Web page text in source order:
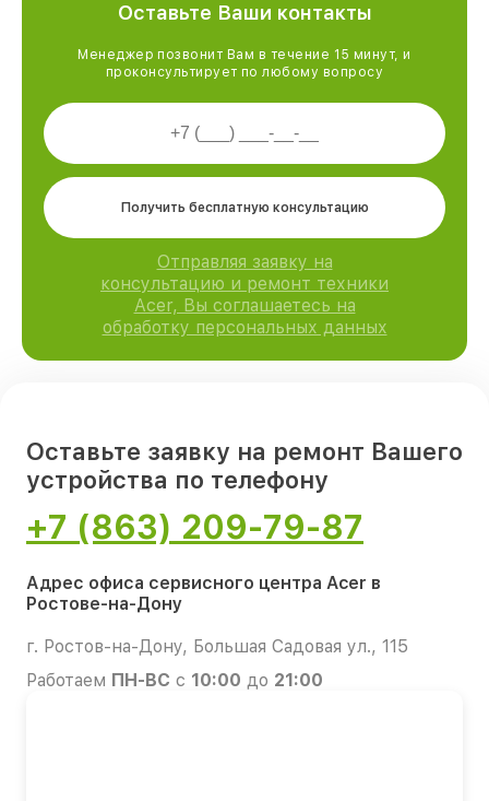
Оставьте Ваши контакты
Менеджер позвонит Вам в течение 15 минут, и
проконсультирует по любому вопросу
Получить бесплатную консультацию
Отправляя заявку на
консультацию и ремонт техники
Acer, Вы соглашаетесь на
обработку персональных данных
Оставьте заявку на ремонт Вашего
устройства по телефону
+7 (863) 209-79-87
Адрес офиса сервисного центра Acer в
Ростове-на-Дону
г. Ростов-на-Дону, Большая Садовая ул., 115
Работаем ПН-ВС с 10:00 до 21:00